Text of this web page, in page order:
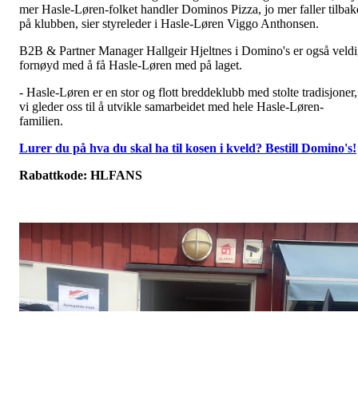
mer Hasle-Løren-folket handler Dominos Pizza, jo mer faller
på klubben, sier styreleder i Hasle-Løren Viggo Anthonsen.
B2B & Partner Manager Hallgeir Hjeltnes i Domino's er også
fornøyd med å få Hasle-Løren med på laget.
- Hasle-Løren er en stor og flott breddeklubb med stolte tradisjoner,
vi gleder oss til å utvikle samarbeidet med hele Hasle-Løren-
familien.
Lurer du på hva du skal ha til kosen i kveld? Bestill Domino's!
Rabattkode: HLFANS